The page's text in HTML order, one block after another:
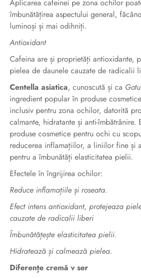
Aplicarea cafeinei pe zona ochilor
îmbunătățirea aspectului general,
luminoși și mai odihniți.
Antioxidant
Cafeina are și proprietăți antioxidante,
pielea de daunele cauzate de radicalii
Centella asiatica, cunoscută și ca
ingredient popular în produse
inclusiv pentru zona ochilor, datorită
calmante, hidratante și anti-îmbătrânire.
produse cosmetice pentru ochi cu
reducerea inflamațiilor, a liniilor fine și
pentru a îmbunătăți elasticitatea pielii.
Efectele în îngrijirea ochilor:
Reduce inflamațiile și roseata.
Efect intens antioxidant, protejeaza
cauzate de radicalii liberi
Îmbunătățește elasticitatea pielii.
Hidratează și calmează pielea.
Diferențe cremă v ser